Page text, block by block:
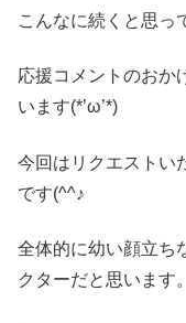
こんなに続くと思っ
応援コメントのおか
います(*’ω’*)
今回はリクエストい
です(^^♪
全体的に幼い顔立ち
クターだと思います。